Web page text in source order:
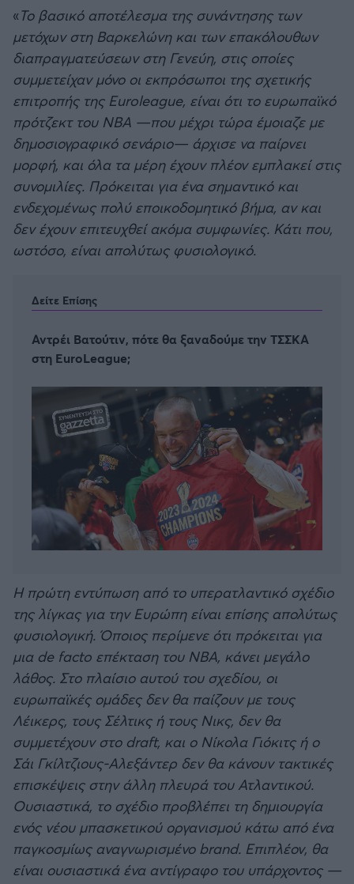
« Το βασικό αποτέλεσμα της συνάντησης των
μετόχων στη Βαρκελώνη και των επακόλουθων
διαπραγματεύσεων στη Γενεύη, στις οποίες
συμμετείχαν μόνο οι εκπρόσωποι της σχετικής
επιτροπής της Euroleague, είναι ότι το ευρωπαϊκό
πρότζεκτ του ΝΒΑ —που μέχρι τώρα έμοιαζε με
δημοσιογραφικό σενάριο— άρχισε να παίρνει
μορφή, και όλα τα μέρη έχουν πλέον εμπλακεί στις
συνομιλίες. Πρόκειται για ένα σημαντικό και
ενδεχομένως πολύ εποικοδομητικό βήμα, αν και
δεν έχουν επιτευχθεί ακόμα συμφωνίες. Κάτι που,
ωστόσο, είναι απολύτως φυσιολογικό.
Δείτε Επίσης
Αντρέι Βατούτιν, πότε θα ξαναδούμε την ΤΣΣΚΑ
στη EuroLeague;
Η πρώτη εντύπωση από το υπερατλαντικό σχέδιο
της λίγκας για την Ευρώπη είναι επίσης απολύτως
φυσιολογική. Όποιος περίμενε ότι πρόκειται για
μια de facto επέκταση του ΝΒΑ, κάνει μεγάλο
λάθος. Στο πλαίσιο αυτού του σχεδίου, οι
ευρωπαϊκές ομάδες δεν θα παίζουν με τους
Λέικερς, τους Σέλτικς ή τους Νικς, δεν θα
συμμετέχουν στο draft, και ο Νίκολα Γιόκιτς ή ο
Σάι Γκίλτζιους-Αλεξάντερ δεν θα κάνουν τακτικές
επισκέψεις στην άλλη πλευρά του Ατλαντικού.
Ουσιαστικά, το σχέδιο προβλέπει τη δημιουργία
ενός νέου μπασκετικού οργανισμού κάτω από ένα
παγκοσμίως αναγνωρισμένο brand. Επιπλέον, θα
είναι ουσιαστικά ένα αντίγραφο του υπάρχοντος —